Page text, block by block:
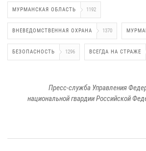
МУРМАНСКАЯ ОБЛАСТЬ 1192
ВНЕВЕДОМСТВЕННАЯ ОХРАНА 1370
БЕЗОПАСНОСТЬ 1296 ВСЕГДА НА СТРАЖЕ
Пресс-служба Управления
национальной гвардии Российской